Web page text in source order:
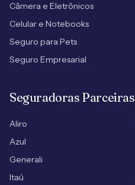
Câmera e Eletrônicos
Celular e Notebooks
Seguro para Pets
Seguro Empresarial
Seguradoras Parceiras
Aliro
Azul
Generali
Itaú